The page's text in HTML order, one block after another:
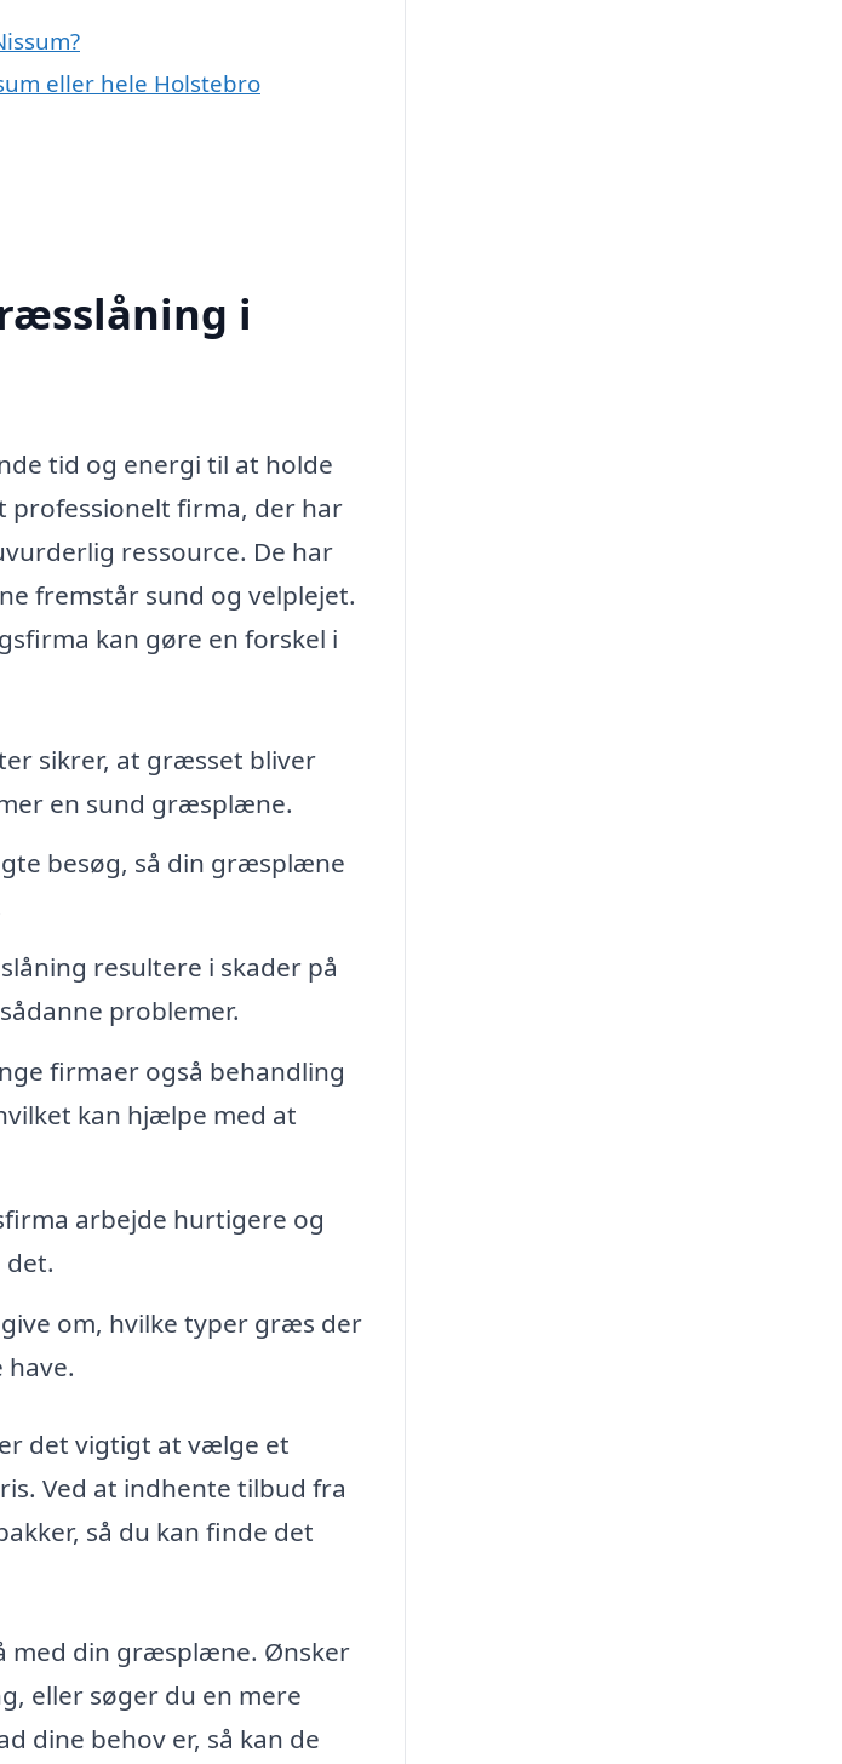
eller hele Holstebro
i
tid og energi til at holde
professionelt firma, der har
ressource. De har
fremstår sund og velplejet.
kan gøre en forskel i
sikrer, at græsset bliver
en sund græsplæne.
besøg, så din græsplæne
resultere i skader på
problemer.
firmaer også behandling
kan hjælpe med at
arbejde hurtigere og
det.
om, hvilke typer græs der
have.
det vigtigt at vælge et
Ved at indhente tilbud fra
så du kan finde det
med din græsplæne. Ønsker
eller søger du en mere
dine behov er, så kan de